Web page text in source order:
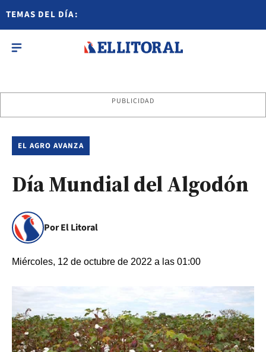
TEMAS DEL DÍA:
PUBLICIDAD
EL AGRO AVANZA
Día Mundial del Algodón
Por El Litoral
Miércoles, 12 de octubre de 2022 a las 01:00